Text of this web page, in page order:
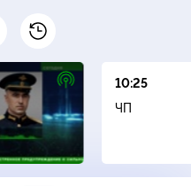
10:25
ЧП